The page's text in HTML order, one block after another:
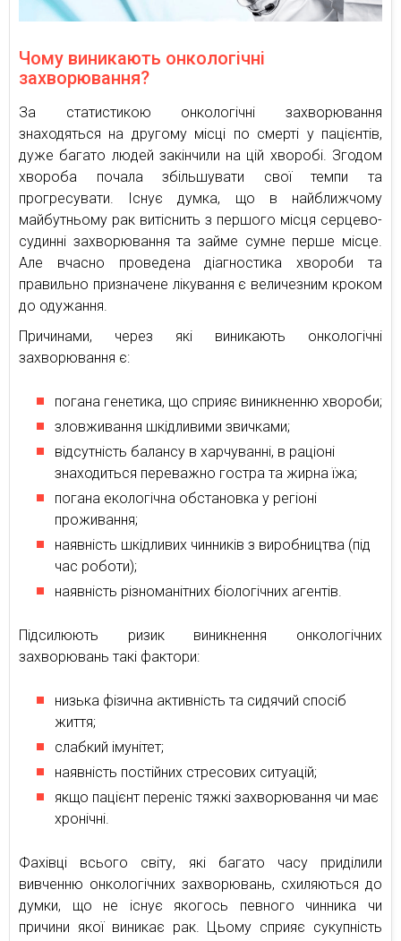
Чому виникають онкологічні
захворювання?
За статистикою онкологічні захворювання
знаходяться на другому місці по смерті у пацієнтів,
дуже багато людей закінчили на цій хворобі. Згодом
хвороба почала збільшувати свої темпи та
прогресувати. Існує думка, що в найближчому
майбутньому рак витіснить з першого місця серцево-
судинні захворювання та займе сумне перше місце.
Але вчасно проведена діагностика хвороби та
правильно призначене лікування є величезним кроком
до одужання.
Причинами, через які виникають онкологічні
захворювання є:
погана генетика, що сприяє виникненню хвороби;
зловживання шкідливими звичками;
відсутність балансу в харчуванні, в раціоні
знаходиться переважно гостра та жирна їжа;
погана екологічна обстановка у регіоні
проживання;
наявність шкідливих чинників з виробництва (під
час роботи);
наявність різноманітних біологічних агентів.
Підсилюють ризик виникнення онкологічних
захворювань такі фактори:
низька фізична активність та сидячий спосіб
життя;
слабкий імунітет;
наявність постійних стресових ситуацій;
якщо пацієнт переніс тяжкі захворювання чи має
хронічні.
Фахівці всього світу, які багато часу приділили
вивченню онкологічних захворювань, схиляються до
думки, що не існує якогось певного чинника чи
причини якої виникає рак. Цьому сприяє сукупність